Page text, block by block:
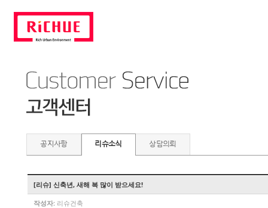
공지사항 리슈소식 상담의뢰
[리슈] 신축년, 새해 복 많이 받으세요!
작성자: 리슈건축